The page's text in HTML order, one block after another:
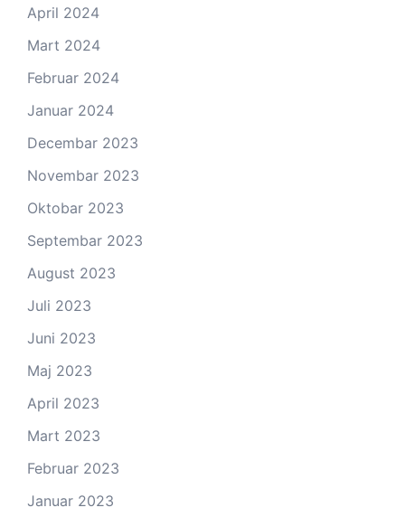
April 2024
Mart 2024
Februar 2024
Januar 2024
Decembar 2023
Novembar 2023
Oktobar 2023
Septembar 2023
August 2023
Juli 2023
Juni 2023
Maj 2023
April 2023
Mart 2023
Februar 2023
Januar 2023